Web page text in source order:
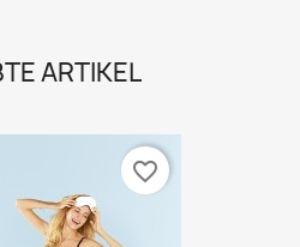
ARTIKEL
favorite_border